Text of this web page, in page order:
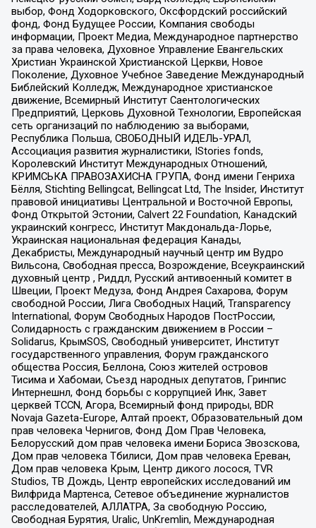
выбор, Фонд Ходорковского, Оксфордский российский
фонд, Фонд Будущее России, Компания свободы
информации, Проект Медиа, Международное партнерство
за права человека, Духовное Управление Евангельских
Христиан Украинской Христианской Церкви, Новое
Поколение, Духовное Учебное Заведение Международный
Библейский Колледж, Международное христианское
движение, Всемирный Институт Саентологических
Предприятий, Церковь Духовной Технологии, Европейская
сеть организаций по наблюдению за выборами,
Республика Польша, СВОБОДНЫЙ ИДЕЛЬ-УРАЛ,
Ассоциация развития журналистики, IStories fonds,
Королевский Институт Международных Отношений,
КРИМСЬКА ПРАВОЗАХИСНА ГРУПА, Фонд имени Генриха
Бёлля, Stichting Bellingcat, Bellingcat Ltd, The Insider, Институт
правовой инициативы Центральной и Восточной Европы,
Фонд Открытой Эстонии, Calvert 22 Foundation, Канадский
украинский конгресс, Институт Макдональда-Лорье,
Украинская национальная федерация Канады,
Декабристы, Международный научный центр им Вудро
Вильсона, Свободная пресса, Возрождение, Всеукраинский
духовный центр , Риддл, Русский антивоенный комитет в
Швеции, Проект Медуза, Фонд Андрея Сахарова, Форум
свободной России, Лига Свободных Наций, Transparеncy
International, Форум Свободных Народов ПостРоссии,
Солидарность с гражданским движением в России –
Solidarus, КрымSOS, Свободный университет, Институт
государственного управления, Форум гражданского
общества Россия, Беллона, Союз жителей островов
Тисима и Хабомаи, Съезд народных депутатов, Гринпис
Интернешнл, Фонд борьбы с коррупцией Инк, Завет
церквей TCCN, Агора, Всемирный фонд природы, BDR
Novaja Gazeta-Europe, Алтай проект, Образовательный дом
прав человека Чернигов, Фонд Дом Прав Человека,
Белорусский дом прав человека имени Бориса Звозскова,
Дом прав человека Тбилиси, Дом прав человека Ереван,
Дом прав человека Крым, Центр дикого лосося, TVR
Studios, ТВ Дождь, Центр европейских исследований им
Вилфрида Мартенса, Сетевое объединение журналистов
расследователей, АЛЛАТРА, За свободную Россию,
Свободная Бурятия, Uralic, UnKremlin, Международная